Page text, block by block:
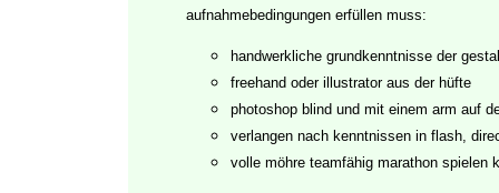
aufnahmebedingungen erfüllen muss:
handwerkliche grundkenntnisse der
freehand oder illustrator aus der hüfte
photoshop blind und mit einem arm auf
verlangen nach kenntnissen in flash,
volle möhre teamfähig marathon spielen